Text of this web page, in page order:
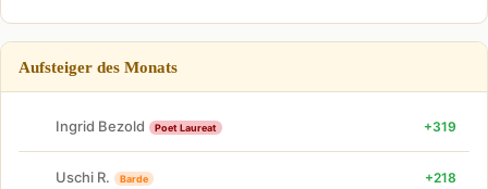
Aufsteiger des Monats
Ingrid Bezold Poet Laureat +319
Uschi R. Barde +218